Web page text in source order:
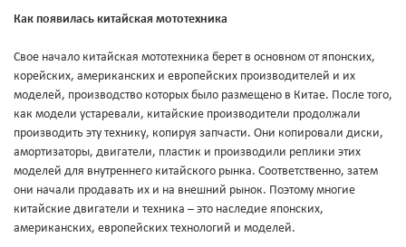
Как появилась китайская мототехника
Свое начало китайская мототехника берет в основном от японских,
корейских, американских и европейских производителей и их
моделей, производство которых было размещено в Китае. После того,
как модели устаревали, китайские производители продолжали
производить эту технику, копируя запчасти. Они копировали диски,
амортизаторы, двигатели, пластик и производили реплики этих
моделей для внутреннего китайского рынка. Соответственно, затем
они начали продавать их и на внешний рынок. Поэтому многие
китайские двигатели и техника – это наследие японских,
американских, европейских технологий и моделей.